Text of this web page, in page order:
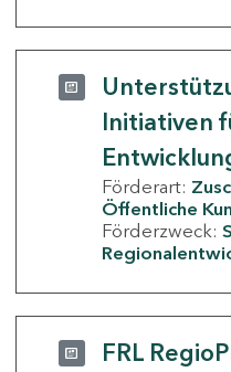
Initiativen
Förderart:
Öffentliche
Förderzweck:
FRL